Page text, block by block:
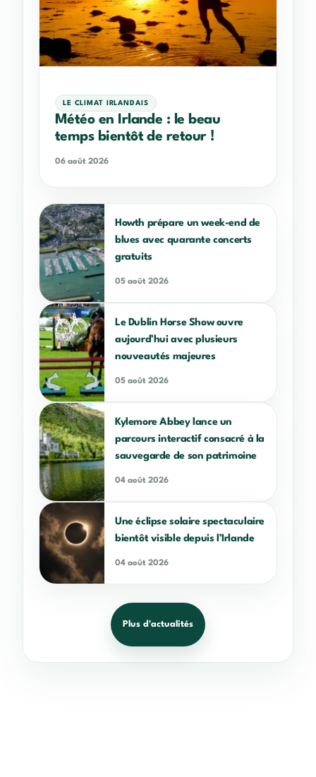
LE CLIMAT IRLANDAIS
Météo en Irlande : le beau
temps bientôt de retour !
06 août 2026
Howth prépare un week-end de
blues avec quarante concerts
gratuits
05 août 2026
Le Dublin Horse Show ouvre
aujourd’hui avec plusieurs
nouveautés majeures
05 août 2026
Kylemore Abbey lance un
parcours interactif consacré à la
sauvegarde de son patrimoine
04 août 2026
Une éclipse solaire spectaculaire
bientôt visible depuis l’Irlande
04 août 2026
Plus d'actualités